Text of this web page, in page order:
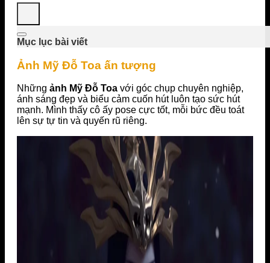
Mục lục bài viết
Ảnh Mỹ Đỗ Toa ấn tượng
Những ảnh Mỹ Đỗ Toa với góc chụp chuyên nghiệp,
ánh sáng đẹp và biểu cảm cuốn hút luôn tạo sức hút
mạnh. Mình thấy cô ấy pose cực tốt, mỗi bức đều toát
lên sự tự tin và quyến rũ riêng.